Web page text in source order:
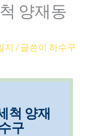
양재동
지 / 글쓴이하수구
척 양재
구